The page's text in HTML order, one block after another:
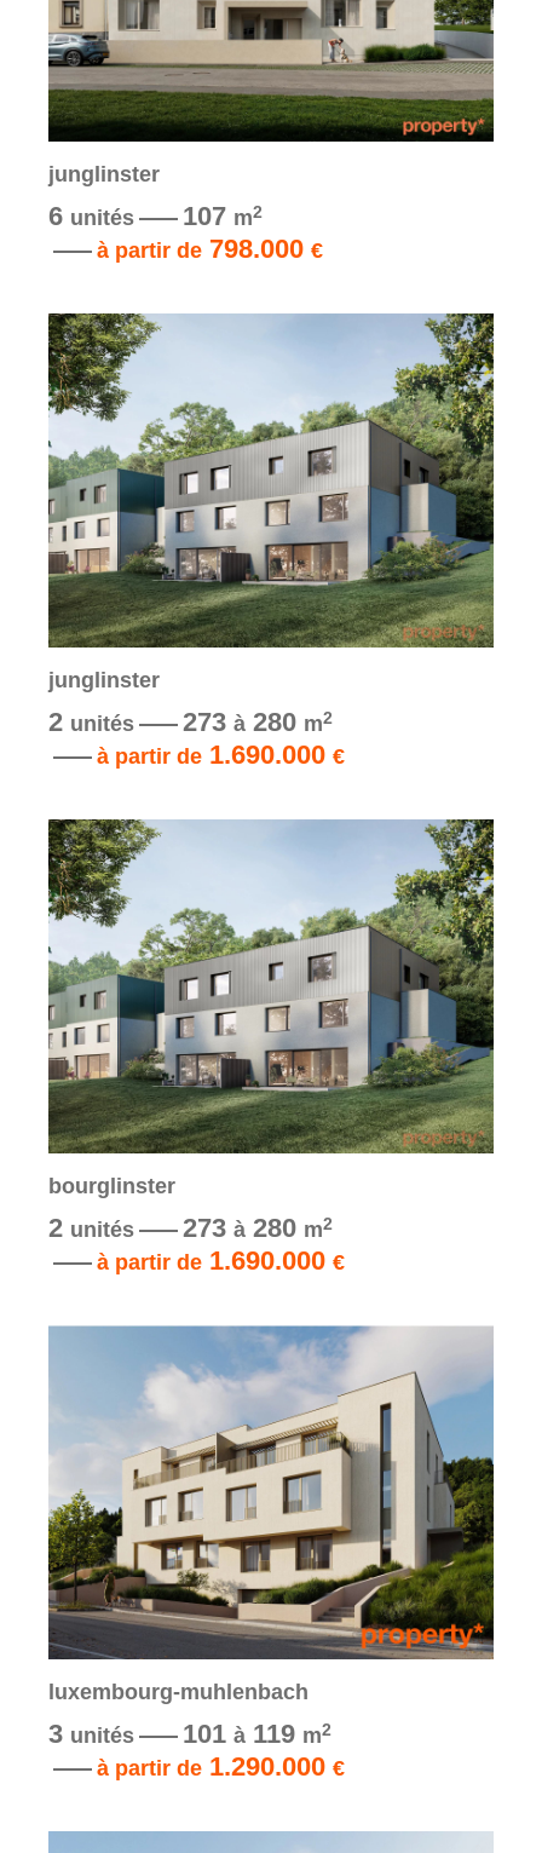
junglinster
6 unités 107 m2
à partir de 798.000 €
junglinster
2 unités 273 à 280 m2
à partir de 1.690.000 €
bourglinster
2 unités 273 à 280 m2
à partir de 1.690.000 €
luxembourg-muhlenbach
3 unités 101 à 119 m2
à partir de 1.290.000 €